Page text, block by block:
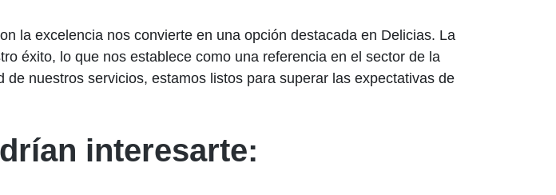
la excelencia nos convierte en una opción destacada en Delicias. La
éxito, lo que nos establece como una referencia en el sector de la
nuestros servicios, estamos listos para superar las expectativas de
interesarte: